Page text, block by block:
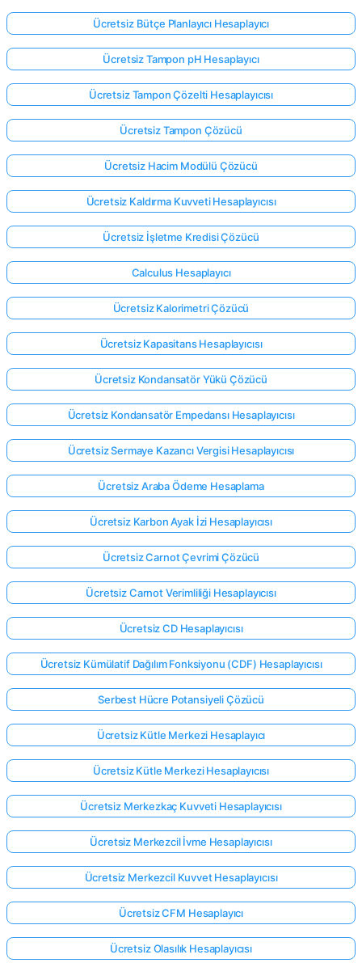
yap!
Ücretsiz Bütçe Planlayıcı Hesaplayıcı
Ücretsiz Tampon pH Hesaplayıcı
Ücretsiz Tampon Çözelti Hesaplayıcısı
Ücretsiz Tampon Çözücü
Ücretsiz Hacim Modülü Çözücü
Ücretsiz Kaldırma Kuvveti Hesaplayıcısı
Ücretsiz İşletme Kredisi Çözücü
Calculus Hesaplayıcı
Ücretsiz Kalorimetri Çözücü
Ücretsiz Kapasitans Hesaplayıcısı
Ücretsiz Kondansatör Yükü Çözücü
Ücretsiz Kondansatör Empedansı Hesaplayıcısı
Ücretsiz Sermaye Kazancı Vergisi Hesaplayıcısı
Ücretsiz Araba Ödeme Hesaplama
Ücretsiz Karbon Ayak İzi Hesaplayıcısı
Ücretsiz Carnot Çevrimi Çözücü
Ücretsiz Carnot Verimliliği Hesaplayıcısı
Ücretsiz CD Hesaplayıcısı
Ücretsiz Kümülatif Dağılım Fonksiyonu (CDF) Hesaplayıcısı
Serbest Hücre Potansiyeli Çözücü
Ücretsiz Kütle Merkezi Hesaplayıcı
Ücretsiz Kütle Merkezi Hesaplayıcısı
Ücretsiz Merkezkaç Kuvveti Hesaplayıcısı
Ücretsiz Merkezcil İvme Hesaplayıcısı
Ücretsiz Merkezcil Kuvvet Hesaplayıcısı
Ücretsiz CFM Hesaplayıcı
Ücretsiz Olasılık Hesaplayıcısı